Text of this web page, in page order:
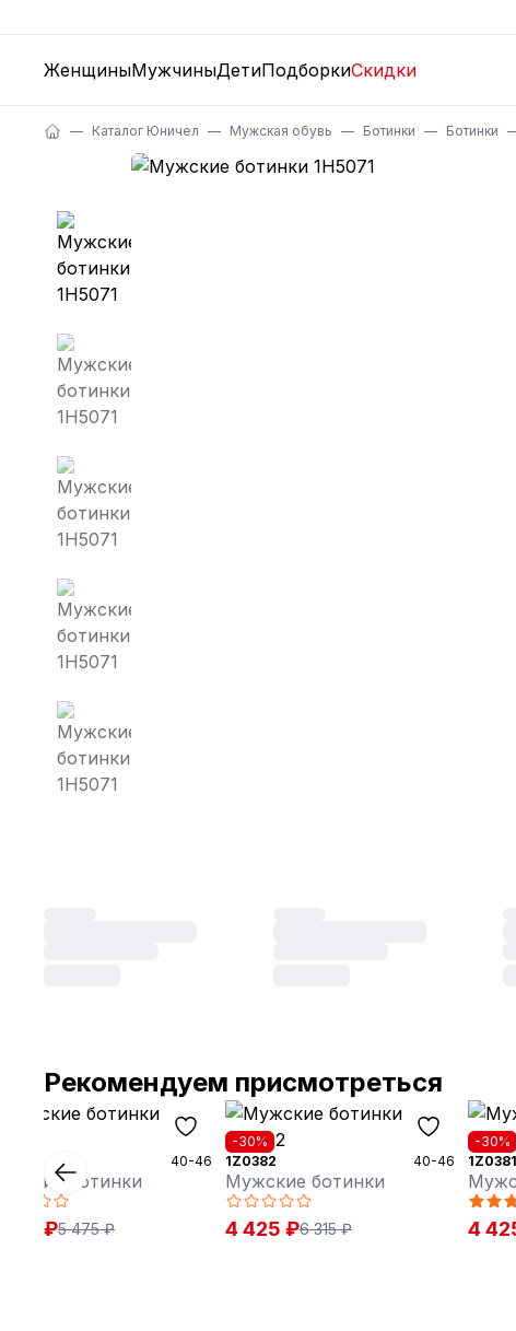
ЖенщиныМужчиныДетиПодборкиСкидки
Каталог Юничел Мужская обувь Ботинки Ботинки
Рекомендуем присмотреться
40-46
ботинки
₽5 475 ₽
-30%
1Z0382
40-46
Мужские ботинки
4 425 ₽6 315 ₽
-30%
1Z0381
4